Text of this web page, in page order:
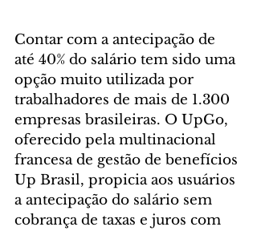
Contar com a antecipação de
até 40% do salário tem sido uma
opção muito utilizada por
trabalhadores de mais de 1.300
empresas brasileiras. O UpGo,
oferecido pela multinacional
francesa de gestão de benefícios
Up Brasil, propicia aos usuários
a antecipação do salário sem
cobrança de taxas e juros com